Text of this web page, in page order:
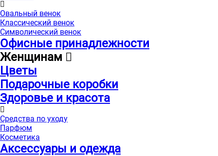
Овальный венок
Классический венок
Символический венок
Офисные принадлежности
Женщинам
Цветы
Подарочные коробки
Здоровье и красота
Средства по уходу
Парфюм
Косметика
Аксессуары и одежда